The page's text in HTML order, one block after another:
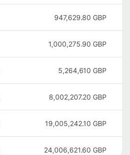
947,629.80 GBP
1,000,275.90 GBP
5,264,610 GBP
8,002,207.20 GBP
19,005,242.10 GBP
24,006,621.60 GBP